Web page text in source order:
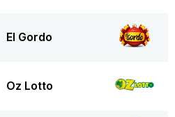
El Gordo
Oz Lotto